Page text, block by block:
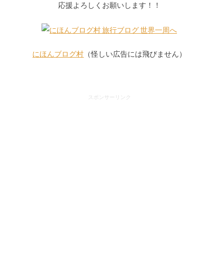
応援よろしくお願いします！！
にほんブログ村 （怪しい広告には飛びません）
スポンサーリンク